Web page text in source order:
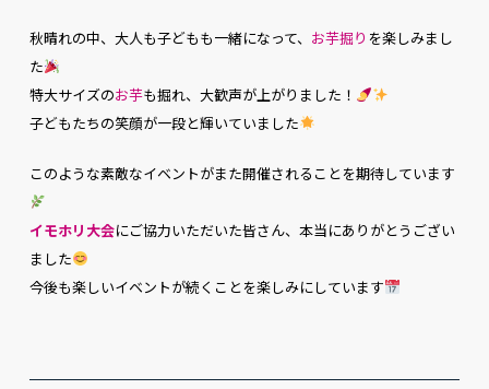
秋晴れの中、大人も子どもも一緒になって、 お芋掘り を楽しみまし
た
特大サイズのお芋も掘れ、大歓声が上がりました！
子どもたちの笑顔が一段と輝いていました
このような素敵なイベントがまた開催されることを期待しています
イモホリ大会にご協力いただいた皆さん、本当にありがとうござい
ました
今後も楽しいイベントが続くことを楽しみにしています